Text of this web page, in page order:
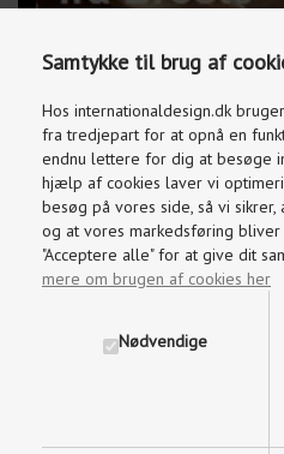
Samtykke til brug af
Hos internationaldesign.dk
fra tredjepart for at opnå en
endnu lettere for dig at besøge
hjælp af cookies laver vi
besøg på vores side, så vi
og at vores markedsføring
"Acceptere alle" for at give dit
mere om brugen af cookies her
Nødvendige